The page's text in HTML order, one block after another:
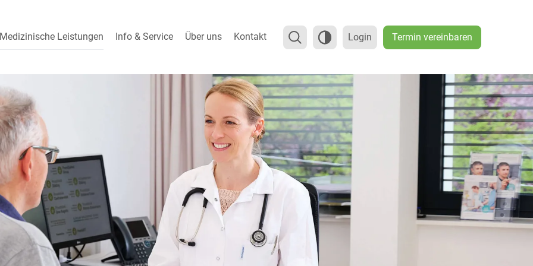
Medizinische Leistungen
BERATUNG & THERAPIE
Ernährungsberatung
Bioelektrische Impedanz-
Analyse
Gefäßmedizin
REHABILITATION
Ambulante kardiologische Reha
Info & Service
Patienteninformation
Gesundheits-Risiko-
Tipps & News
Über uns
Unser Team
Jobs und Bewerbung
Schnellbewerbung
Benefits
Qualitätsmanagement
Partnereinrichtungen
Kontakt
Kontaktformular
Öffnungszeiten
Anfahrt
Login Termin vereinbaren